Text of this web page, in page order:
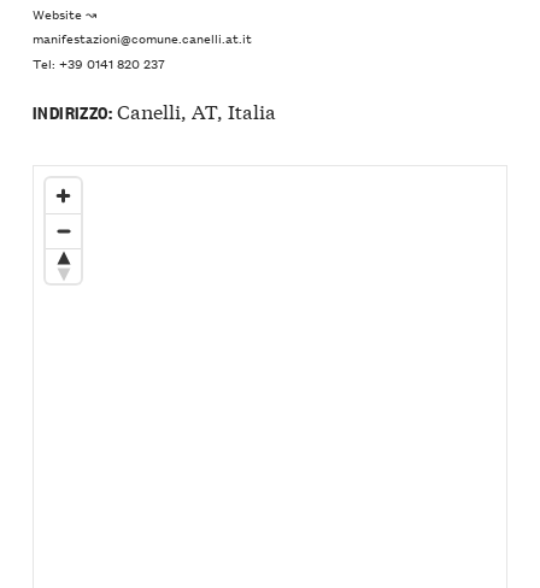
Website ↝
manifestazioni@comune.canelli.at.it
Tel: +39 0141 820 237
INDIRIZZO:Canelli, AT, Italia